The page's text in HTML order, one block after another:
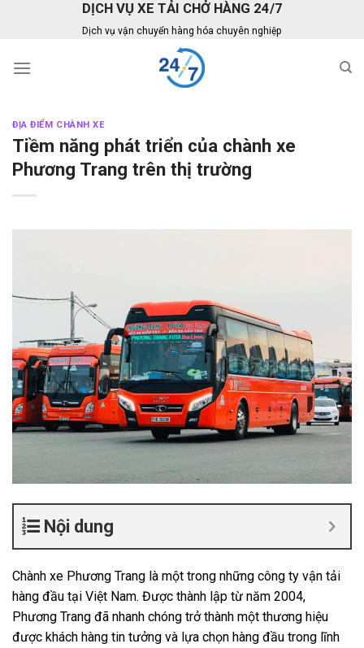
DỊCH VỤ XE TẢI CHỞ HÀNG 24/7
Dịch vụ vận chuyển hàng hóa chuyên nghiệp
ĐỊA ĐIỂM CHÀNH XE
Tiềm năng phát triển của chành xe
Phương Trang trên thị trường
Nội dung
Chành xe Phương Trang là một trong những công ty vận tải
hàng đầu tại Việt Nam. Được thành lập từ năm 2004,
Phương Trang đã nhanh chóng trở thành một thương hiệu
được khách hàng tin tưởng và lựa chọn hàng đầu trong lĩnh